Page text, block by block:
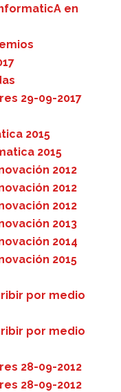
en
29-09-2017
2015
2015
2012
2012
2012
2013
2014
2015
por medio
por medio
28-09-2012
28-09-2012